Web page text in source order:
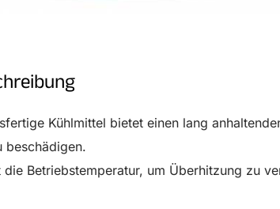
Kühlmittel bietet einen lang
beschädigen.
die Betriebstemperatur, um Überhitzung zu